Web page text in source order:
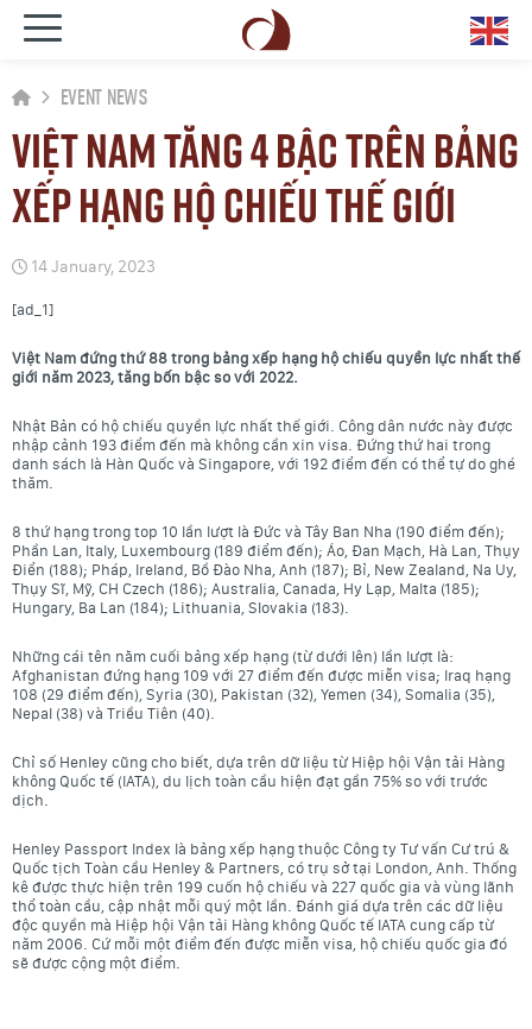
Event News
Việt Nam tăng 4 bậc trên bảng
xếp hạng hộ chiếu thế giới
14 January, 2023
[ad_1]
Việt Nam đứng thứ 88 trong bảng xếp hạng hộ chiếu quyền lực nhất thế
giới năm 2023, tăng bốn bậc so với 2022.
Nhật Bản có hộ chiếu quyền lực nhất thế giới. Công dân nước này được
nhập cảnh 193 điểm đến mà không cần xin visa. Đứng thứ hai trong
danh sách là Hàn Quốc và Singapore, với 192 điểm đến có thể tự do ghé
thăm.
8 thứ hạng trong top 10 lần lượt là Đức và Tây Ban Nha (190 điểm đến);
Phần Lan, Italy, Luxembourg (189 điểm đến); Áo, Đan Mạch, Hà Lan, Thụy
Điển (188); Pháp, Ireland, Bồ Đào Nha, Anh (187); Bỉ, New Zealand, Na Uy,
Thụy Sĩ, Mỹ, CH Czech (186); Australia, Canada, Hy Lạp, Malta (185);
Hungary, Ba Lan (184); Lithuania, Slovakia (183).
Những cái tên nằm cuối bảng xếp hạng (từ dưới lên) lần lượt là:
Afghanistan đứng hạng 109 với 27 điểm đến được miễn visa; Iraq hạng
108 (29 điểm đến), Syria (30), Pakistan (32), Yemen (34), Somalia (35),
Nepal (38) và Triều Tiên (40).
Chỉ số Henley cũng cho biết, dựa trên dữ liệu từ Hiệp hội Vận tải Hàng
không Quốc tế (IATA), du lịch toàn cầu hiện đạt gần 75% so với trước
dịch.
Henley Passport Index là bảng xếp hạng thuộc Công ty Tư vấn Cư trú &
Quốc tịch Toàn cầu Henley & Partners, có trụ sở tại London, Anh. Thống
kê được thực hiện trên 199 cuốn hộ chiếu và 227 quốc gia và vùng lãnh
thổ toàn cầu, cập nhật mỗi quý một lần. Đánh giá dựa trên các dữ liệu
độc quyền mà Hiệp hội Vận tải Hàng không Quốc tế IATA cung cấp từ
năm 2006. Cứ mỗi một điểm đến được miễn visa, hộ chiếu quốc gia đó
sẽ được cộng một điểm.